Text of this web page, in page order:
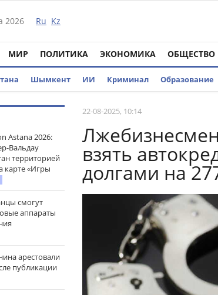
2026 Ru Kz
МИР ПОЛИТИКА ЭКОНОМИКА ОБЩЕСТВО
Шымкент ИИ Криминал Образование
Astana 2026:
Вальдау
территорией
карте «Игры
смогут
аппараты
арестовали
публикации
22-08-2025, 10:14
взять
долгами на